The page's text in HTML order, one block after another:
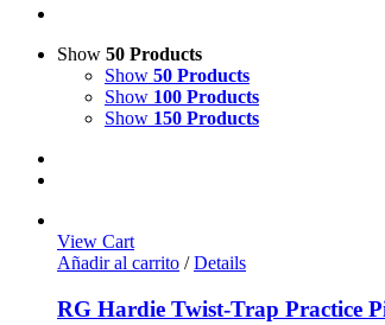
Show 50 Products
Show 50 Products
Show 100 Products
Show 150 Products
View Cart
Añadir al carrito / Details
RG Hardie Twist-Trap Practice